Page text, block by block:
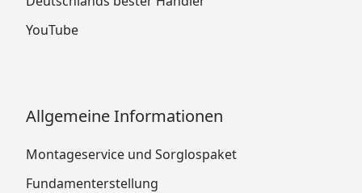
YouTube
Allgemeine Informationen
Montageservice und Sorglospaket
Fundamenterstellung